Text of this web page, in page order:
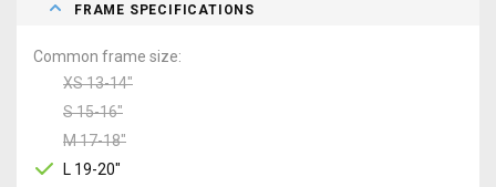
FRAME SPECIFICATIONS
Common frame size
XS 13-14"
S 15-16"
M 17-18"
L 19-20"